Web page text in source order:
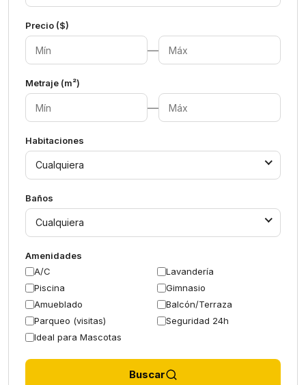
Precio ($)
—
Metraje (m²)
—
Habitaciones
Cualquiera
Baños
Cualquiera
Amenidades
A/C
Lavandería
Piscina
Gimnasio
Amueblado
Balcón/Terraza
Parqueo (visitas)
Seguridad 24h
Ideal para Mascotas
Buscar